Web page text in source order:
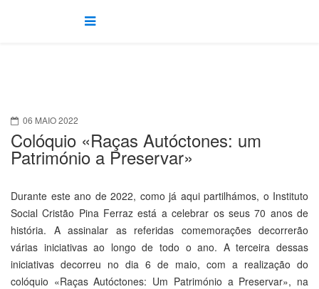
06 MAIO 2022
Colóquio «Raças Autóctones: um
Património a Preservar»
Durante este ano de 2022, como já aqui partilhámos, o Instituto
Social Cristão Pina Ferraz está a celebrar os seus 70 anos de
história. A assinalar as referidas comemorações decorrerão
várias iniciativas ao longo de todo o ano. A terceira dessas
iniciativas decorreu no dia 6 de maio, com a realização do
colóquio «Raças Autóctones: Um Património a Preservar», na